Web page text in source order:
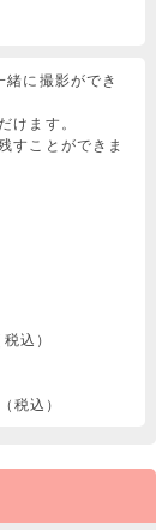
に撮影ができ
けます。
すことができま
込）
税込）